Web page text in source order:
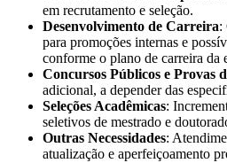
em recrutamento e seleção.
Desenvolvimento de Carreira:
para promoções internas e
conforme o plano de carreira da
Concursos Públicos e Provas
adicional, a depender das
Seleções Acadêmicas:
seletivos de mestrado e
Outras Necessidades:
atualização e aperfeiçoamento